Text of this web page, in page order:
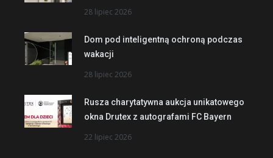
28 lipiec 2026
Dom pod inteligentną ochroną podczas
wakacji
28 lipiec 2026
Rusza charytatywna aukcja unikatowego
okna Drutex z autografami FC Bayern
22 lipiec 2026